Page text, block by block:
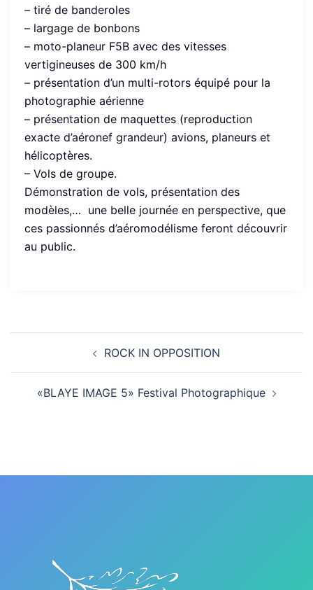
– tiré de banderoles
– largage de bonbons
– moto-planeur F5B avec des vitesses
vertigineuses de 300 km/h
– présentation d’un multi-rotors équipé pour la
photographie aérienne
– présentation de maquettes (reproduction
exacte d’aéronef grandeur) avions, planeurs et
hélicoptères.
– Vols de groupe.
Démonstration de vols, présentation des
modèles,… une belle journée en perspective, que
ces passionnés d’aéromodélisme feront découvrir
au public.
ROCK IN OPPOSITION
«BLAYE IMAGE 5» Festival Photographique